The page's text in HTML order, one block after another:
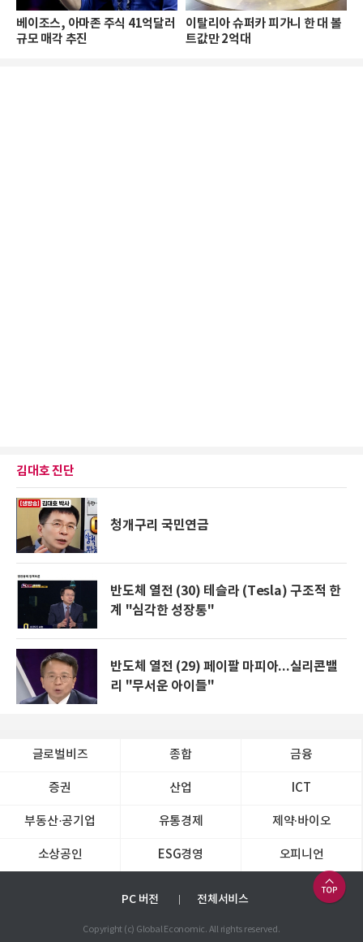
베이조스, 아마존 주식 41억달러
규모 매각 추진
이탈리아 슈퍼카 피가니 한 대 볼
트값만 2억대
김대호 진단
청개구리 국민연금
반도체 열전 (30) 테슬라 (Tesla) 구조적 한
계 "심각한 성장통"
반도체 열전 (29) 페이팔 마피아...실리콘밸
리 "무서운 아이들"
글로벌비즈 종합 금융
증권 산업 ICT
부동산·공기업 유통경제 제약∙바이오
소상공인 ESG경영 오피니언
PC 버전 전체서비스
Copyright (c) Global Economic. All rights reserved.